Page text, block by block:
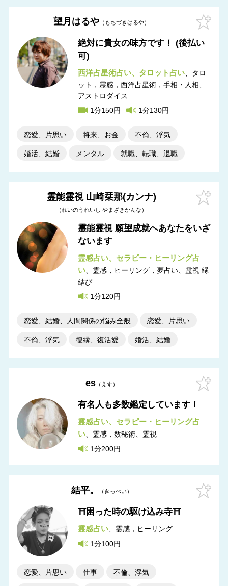
望月はるや もちづきはるや
絶対に貴女の味方です！ (後払い
可)
西洋占星術占い タロット占い
タロ
ット，霊感，西洋占星術，手相・人相
アストロダイス
1分150円
1分130円
恋愛、片思い 将来、お金 不倫、浮気
婚活、結婚 メンタル 就職、転職、退職
霊能霊視 山崎栞那(カンナ)
れいのうれいし やまざきかんな
霊能霊視 願望成就へあなたをいざ
ないます
霊感占い
セラピー・ヒーリング占
い
霊感，ヒーリング，夢占い
霊視 縁
結び
1分120円
恋愛、結婚、人間関係の悩み全般 恋愛、片思い
不倫、浮気 復縁、復活愛 婚活、結婚
es えす
有名人も多数鑑定しています！
霊感占い
セラピー・ヒーリング占
い
霊感，数秘術
霊視
1分200円
結平。 きっぺい
⛩️困った時の駆け込み寺⛩️
霊感占い
霊感，ヒーリング
1分100円
恋愛、片思い 仕事 不倫、浮気